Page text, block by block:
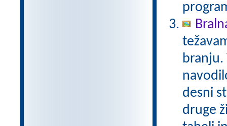
branju.
desni
druge